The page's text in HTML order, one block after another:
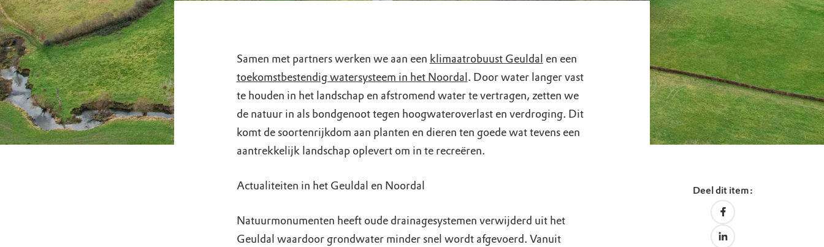
Samen met partners werken we aan een klimaatrobuust Geuldal en een
toekomstbestendig watersysteem in het Noordal . Door water langer vast
te houden in het landschap en afstromend water te vertragen, zetten we
de natuur in als bondgenoot tegen hoogwateroverlast en verdroging. Dit
komt de soortenrijkdom aan planten en dieren ten goede wat tevens een
aantrekkelijk landschap oplevert om in te recreëren.
Actualiteiten in het Geuldal en Noordal
Natuurmonumenten heeft oude drainagesystemen verwijderd uit het
Geuldal waardoor grondwater minder snel wordt afgevoerd. Vanuit
Deel dit item: